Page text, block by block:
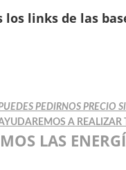
links de las
PEDIRNOS
AYUDAREMOS A
LAS